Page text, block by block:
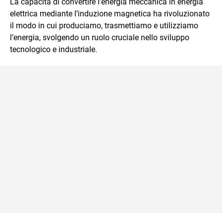
elettrica mediante l’induzione magnetica ha rivoluzionato
il modo in cui produciamo, trasmettiamo e utilizziamo
l’energia, svolgendo un ruolo cruciale nello sviluppo
tecnologico e industriale.